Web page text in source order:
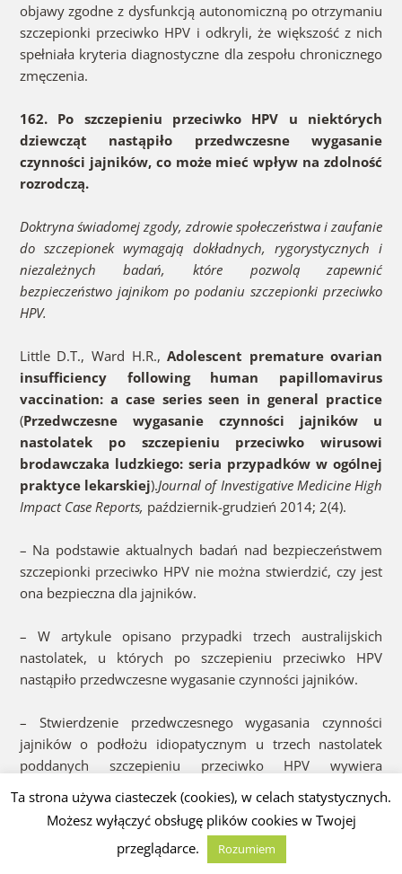
objawy zgodne z dysfunkcją autonomiczną po otrzymaniu
szczepionki przeciwko HPV i odkryli, że większość z nich
spełniała kryteria diagnostyczne dla zespołu chronicznego
zmęczenia.
162. Po szczepieniu przeciwko HPV u niektórych
dziewcząt nastąpiło przedwczesne wygasanie
czynności jajników, co może mieć wpływ na zdolność
rozrodczą.
Doktryna świadomej zgody, zdrowie społeczeństwa i zaufanie
do szczepionek wymagają dokładnych, rygorystycznych i
niezależnych badań, które pozwolą zapewnić
bezpieczeństwo jajnikom po podaniu szczepionki przeciwko
HPV.
Little D.T., Ward H.R.,Adolescent premature ovarian
insufficiency following human papillomavirus
vaccination: a case series seen in general practice
(Przedwczesne wygasanie czynności jajników u
nastolatek po szczepieniu przeciwko wirusowi
brodawczaka ludzkiego: seria przypadków w ogólnej
praktyce lekarskiej).Journal of Investigative Medicine High
Impact Case Reports, październik-grudzień 2014; 2(4).
– Na podstawie aktualnych badań nad bezpieczeństwem
szczepionki przeciwko HPV nie można stwierdzić, czy jest
ona bezpieczna dla jajników.
– W artykule opisano przypadki trzech australijskich
nastolatek, u których po szczepieniu przeciwko HPV
nastąpiło przedwczesne wygasanie czynności jajników.
– Stwierdzenie przedwczesnego wygasania czynności
jajników o podłożu idiopatycznym u trzech nastolatek
poddanych szczepieniu przeciwko HPV wywiera
reprodukcyjne u młodych kobiet, dla których
przeznaczona jest ta szczepionka.
Ta strona używa ciasteczek (cookies), w celach statystycznych.
Możesz wyłączyć obsługę plików cookies w Twojej
przeglądarce.
Rozumiem